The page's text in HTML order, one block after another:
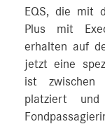
EQS, die mit
Plus mit
erhalten auf
jetzt eine
ist zwischen
platziert